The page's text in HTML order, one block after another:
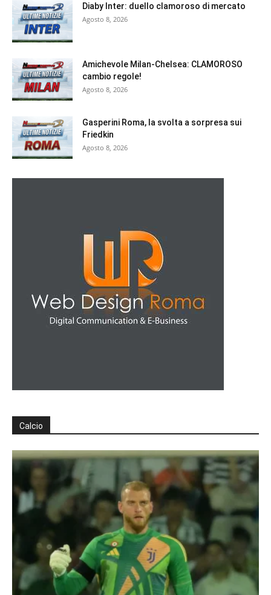
Diaby Inter: duello clamoroso di mercato
Agosto 8, 2026
Amichevole Milan-Chelsea: CLAMOROSO
cambio regole!
Agosto 8, 2026
Gasperini Roma, la svolta a sorpresa sui
Friedkin
Agosto 8, 2026
Calcio